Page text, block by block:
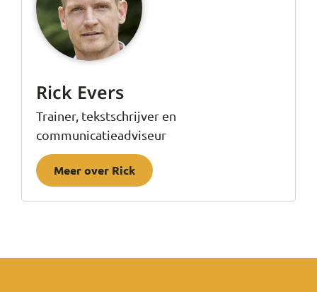
Rick Evers
Trainer, tekstschrijver en
communicatieadviseur
Meer over Rick